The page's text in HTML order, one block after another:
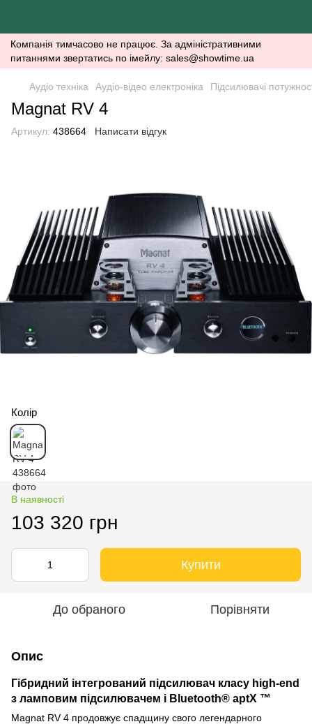
Компанія тимчасово не працює. За адміністративними
питаннями звертатись по імейлу: sales@showtime.ua
Аудіо техніка Аудіо-відео електроніка Підсилювачі
Magnat RV 4
Артикул: 438664 Написати відгук
Колір
В наявності
103 320 грн
Купити
До обраного Порівняти
Опис
Гібридний інтегрований підсилювач класу high-end
з ламповим підсилювачем і Bluetooth® aptX ™
Magnat RV 4 продовжує спадщину свого легендарного